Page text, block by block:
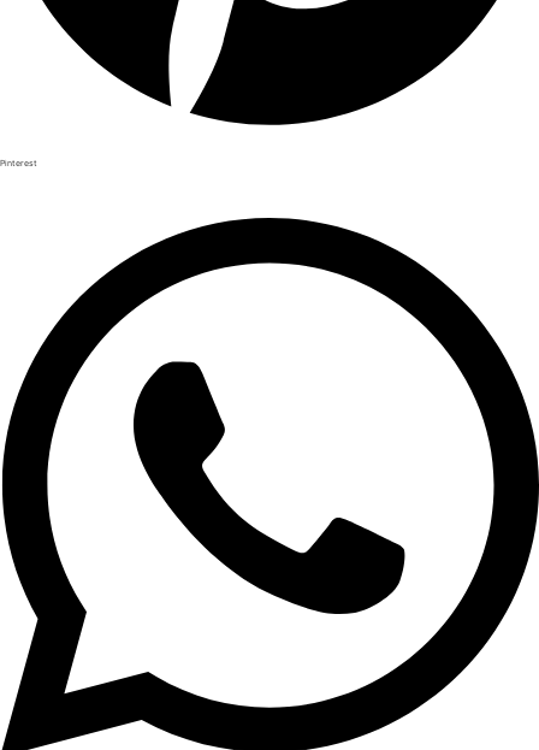
Pinterest